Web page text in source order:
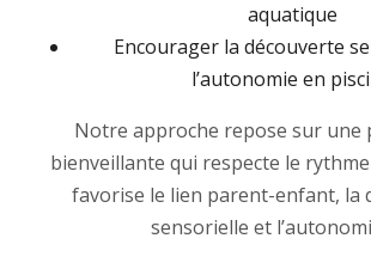
aquatique
Encourager la découverte
l’autonomie en
Notre approche repose sur une
bienveillante qui respecte le
favorise le lien parent-enfant, la
sensorielle et